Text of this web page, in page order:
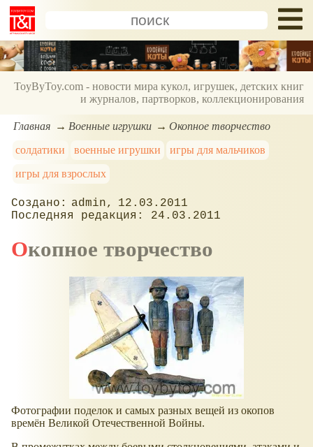
ToyByToy.com - новости мира кукол, игрушек, детских книг
и журналов, партворков, коллекционирования
Главная Военные игрушки
Окопное творчество
солдатики
военные игрушки
игры для мальчиков
игры для взрослых
admin
12.03.2011
24.03.2011
Окопное творчество
Фотографии поделок и самых разных вещей из окопов
времён Великой Отечественной Войны.